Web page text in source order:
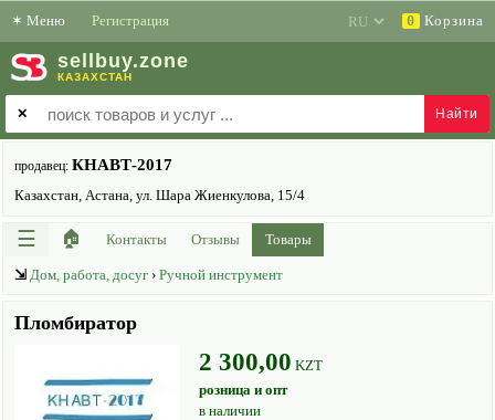
✶ Меню Регистрация 0 Корзина
sell buy.zone
КАЗАХСТАН
✕
продавец: КНАВТ-2017
Казахстан, Астана, ул. Шара Жиенкулова, 15/4
☰ 🏠 Контакты Отзывы Товары
⇲ Дом, работа, досуг › Ручной инструмент
Пломбиратор
2 300,00 KZT
розница и опт
в наличии